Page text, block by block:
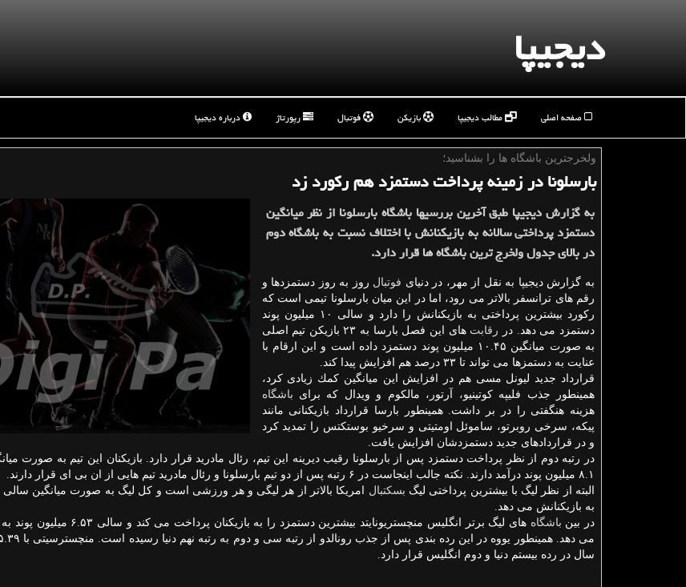
دیجیپا
صفحه اصلی مطالب دیجیپا بازیکن فوتبال رپورتاژ درباره دیجیپا
ولخرج‎ترین باشگاه ‎ها را بشناسید؛
بارسلونا در زمینه پرداخت دستمزد هم ركورد زد
به گزارش دیجیپا طبق آخرین بررسی‎ها باشگاه بارسلونا از نظر میانگین
دستمزد پرداختی سالانه به بازیكنانش با اختلاف نسبت به باشگاه دوم
در بالای جدول ولخرج ‏ترین باشگاه ها قرار دارد.
به گزارش دیجیپا به نقل از مهر، در دنیای فوتبال روز به روز دستمزدها و
رقم های ترانسفر بالاتر می رود، اما در این میان بارسلونا تیمی است كه
ركورد بیشترین پرداختی به بازیكنانش را دارد و سالی ۱۰ میلیون پوند
دستمزد می دهد. در رقابت
های این فصل بارسا به ۲۳ بازیكن تیم اصلی
به صورت میانگین ۱۰.۴۵ میلیون پوند دستمزد داده است و این ارقام با
عنایت به دستمزها می تواند تا ۳۳ درصد هم افزایش پیدا كند.
قرارداد جدید لیونل مسی هم در افزایش این میانگین كمك زیادی كرد،
همینطور جذب فلیپه كوتینیو، آرتور، مالكوم و ویدال كه برای باشگاه
هزینه هنگفتی را در بر داشت. همینطور بارسا قرارداد بازیكنانی مانند
پیكه، سرخی روبرتو، ساموئل اومتیتی و سرخیو بوستكتس را تمدید كرد
و در قراردادهای جدید دستمزدشان افزایش یافت.
در رتبه دوم از نظر پرداخت دستمزد پس از بارسلونا رقیب دیرینه این تیم، رئال مادرید قرار دارد. بازیكنان این تیم به صورت
۸.۱ میلیون پوند درآمد دارند. نكته جالب اینجاست در ۶ رتبه پس از دو تیم بارسلونا و رئال مادرید تیم هایی از ان بی ای قرار دارند.
البته از نظر لیگ با بیشترین پرداختی لیگ بسكتبال
به بازیكنانش می دهد.
در بین باشگاه
های لیگ برتر انگلیس منچستریونایتد بیشترین دستمزد را
سال در رده بیستم دنیا و دوم انگلیس قرار دارد.